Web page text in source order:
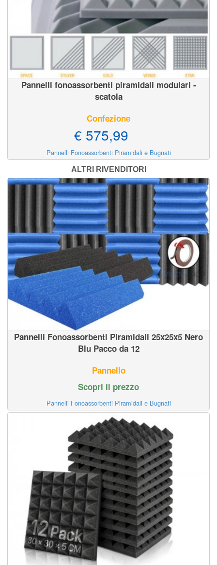
Pannelli fonoassorbenti piramidali modulari -
scatola
Confezione
€ 575,99
Pannelli Fonoassorbenti Piramidali e Bugnati
ALTRI RIVENDITORI
Pannelli Fonoassorbenti Piramidali 25x25x5 Nero
Blu Pacco da 12
Pannello
Scopri il prezzo
Pannelli Fonoassorbenti Piramidali e Bugnati